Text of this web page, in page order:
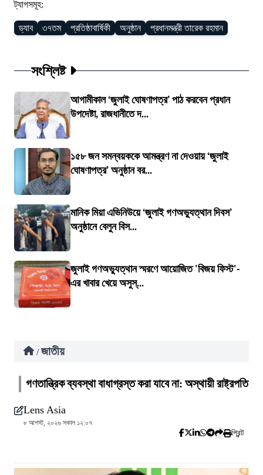
ট্যাগসমূহ:
ড্যাব ৩৭তম প্রতিষ্ঠাবার্ষিকী অনুষ্ঠান প্রধানমন্ত্রী তারেক রহমান
সংশ্লিষ্ট
আগামীকাল ‘জুলাই ঘোষণাপত্র’ পাঠ করবেন প্রধান
উপদেষ্টা, রাজধানীতে দ...
১৫৮ জন সমন্বয়ককে আমন্ত্রণ না দেওয়ায় ‘জুলাই
ঘোষণাপত্র’ অনুষ্ঠান বর...
মানিক মিয়া এভিনিউয়ে ‘জুলাই গণঅভ্যুত্থান দিবস’
অনুষ্ঠানে বেলুন বিস...
জুলাই গণঅভ্যুত্থান স্মরণে আয়োজিত 'বিজয় ফিস্ট'-
এর খাবার খেয়ে অসুস্...
/ জাতীয়
গণতান্ত্রিক ব্যবস্থা বাধাগ্রস্ত করা যাবে না: অস্থায়ী রাষ্ট্রপতি
Lens Asia
৮ আগস্ট, ২০২৬ সকাল ১২:০৭
প্রিন্ট